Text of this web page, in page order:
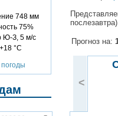
748 мм
75%
Ю-З, 5 м/с
°C
Прогноз на:
<